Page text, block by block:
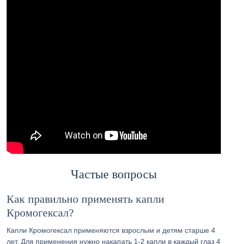
Частые вопросы
Как правильно применять капли
Кромогексал?
Капли Кромогексал применяются взрослым и детям старше 4
лет. Для применения нужно накапать 1-2 капли в каждый глаз 4